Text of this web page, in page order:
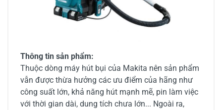
Thông tin sản phẩm:
Thuộc dòng máy hút bụi của Makita nên sản phẩm
vẫn được thừa hưởng các ưu điểm của hãng như
công suất lớn, khả năng hút mạnh mẽ, pin làm việc
với thời gian dài, dung tích chưa lớn... Ngoài ra,